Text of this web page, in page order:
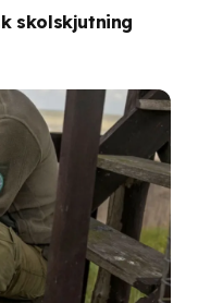
skolskjutning